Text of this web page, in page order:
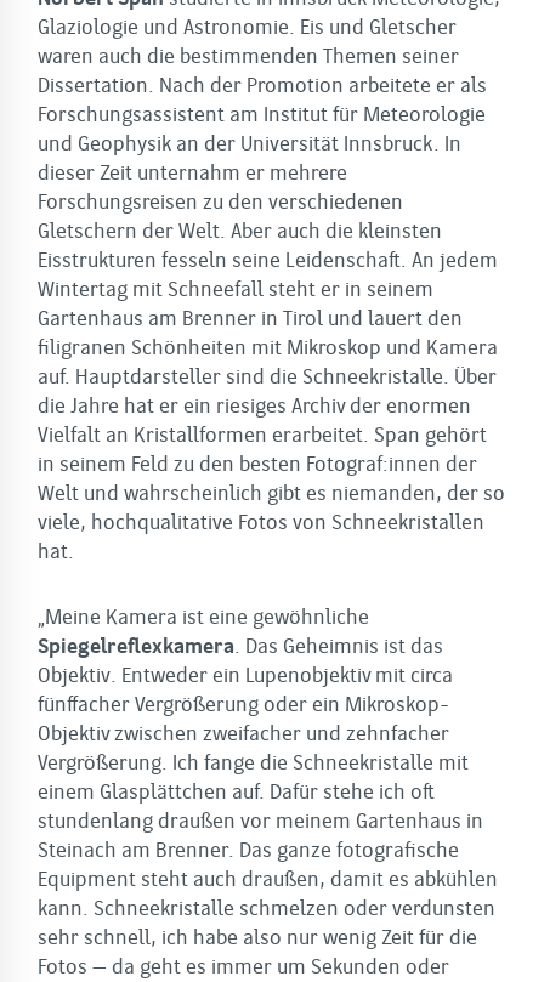
Glaziologie und Astronomie. Eis und Gletscher
waren auch die bestimmenden Themen seiner
Dissertation. Nach der Promotion arbeitete er als
Forschungsassistent am Institut für Meteorologie
und Geophysik an der Universität Innsbruck. In
dieser Zeit unternahm er mehrere
Forschungsreisen zu den verschiedenen
Gletschern der Welt. Aber auch die kleinsten
Eisstrukturen fesseln seine Leidenschaft. An jedem
Wintertag mit Schneefall steht er in seinem
Gartenhaus am Brenner in Tirol und lauert den
filigranen Schönheiten mit Mikroskop und Kamera
auf. Hauptdarsteller sind die Schneekristalle. Über
die Jahre hat er ein riesiges Archiv der enormen
Vielfalt an Kristallformen erarbeitet. Span gehört
in seinem Feld zu den besten Fotograf:innen der
Welt und wahrscheinlich gibt es niemanden, der so
viele, hochqualitative Fotos von Schneekristallen
hat.
„Meine Kamera ist eine gewöhnliche
Spiegelreflexkamera. Das Geheimnis ist das
Objektiv. Entweder ein Lupenobjektiv mit circa
fünffacher Vergrößerung oder ein Mikroskop-
Objektiv zwischen zweifacher und zehnfacher
Vergrößerung. Ich fange die Schneekristalle mit
einem Glasplättchen auf. Dafür stehe ich oft
stundenlang draußen vor meinem Gartenhaus in
Steinach am Brenner. Das ganze fotografische
Equipment steht auch draußen, damit es abkühlen
kann. Schneekristalle schmelzen oder verdunsten
sehr schnell, ich habe also nur wenig Zeit für die
Fotos – da geht es immer um Sekunden oder